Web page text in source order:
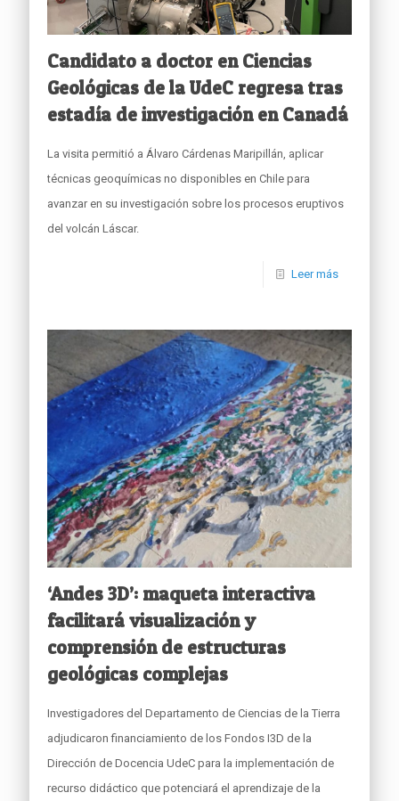
Candidato a doctor en Ciencias
Geológicas de la UdeC regresa tras
estadía de investigación en Canadá
La visita permitió a Álvaro Cárdenas Maripillán, aplicar
técnicas geoquímicas no disponibles en Chile para
avanzar en su investigación sobre los procesos eruptivos
del volcán Láscar.
Leer más
‘Andes 3D’: maqueta interactiva
facilitará visualización y
comprensión de estructuras
geológicas complejas
Investigadores del Departamento de Ciencias de la Tierra
adjudicaron financiamiento de los Fondos I3D de la
Dirección de Docencia UdeC para la implementación de
recurso didáctico que potenciará el aprendizaje de la